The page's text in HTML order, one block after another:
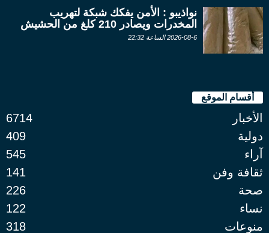
نواذيبو : الأمن يفكك شبكة لتهريب
المخدرات ويصادر 210 كلغ من الحشيش
2026-08-6 الساعة 22:32
أقسام الموقع
الأخبار
6714
دولية
409
آراء
545
ثقافة وفن
141
صحة
226
نساء
122
منوعات
318